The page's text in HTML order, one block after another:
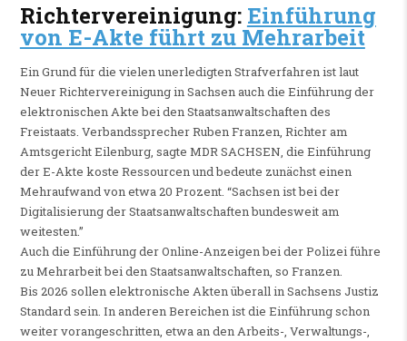
Richtervereinigung: Einführung
von E-Akte führt zu Mehrarbeit
Ein Grund für die vielen unerledigten Strafverfahren ist laut
Neuer Richtervereinigung in Sachsen auch die Einführung der
elektronischen Akte bei den Staatsanwaltschaften des
Freistaats. Verbandssprecher Ruben Franzen, Richter am
Amtsgericht Eilenburg, sagte MDR SACHSEN, die Einführung
der E-Akte koste Ressourcen und bedeute zunächst einen
Mehraufwand von etwa 20 Prozent. “Sachsen ist bei der
Digitalisierung der Staatsanwaltschaften bundesweit am
weitesten.”
Auch die Einführung der Online-Anzeigen bei der Polizei führe
zu Mehrarbeit bei den Staatsanwaltschaften, so Franzen.
Bis 2026 sollen elektronische Akten überall in Sachsens Justiz
Standard sein. In anderen Bereichen ist die Einführung schon
weiter vorangeschritten, etwa an den Arbeits-, Verwaltungs-,